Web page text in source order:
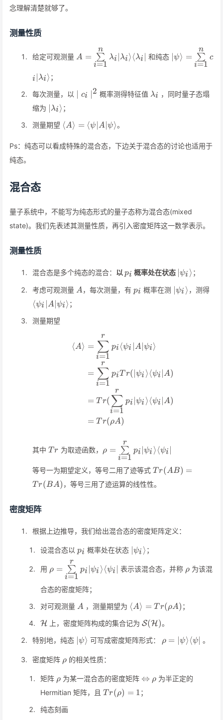
念理解清楚就够了。
测量性质
给定可观测量 A=\sum\limits_{i=1}^n
A =
i=1
∑
n
λi λi⟩ ⟨λi 和纯态 ∣ψ⟩ =
i=1
∑
n
c
i ∣λi⟩ ；
每次测量，以 \mid
c_i\mid^2
∣ ci ∣2 概率测得特征值 \lambda_i
λi ，同时量子态塌
缩为 \vert\lambda_i\rangle
∣λi⟩ ；
测量期望 \langle
A\vert\psi\rangle
⟨A⟩ = ⟨ψ A ψ⟩。
Ps：纯态可以看成特殊的混合态，下边关于混合态的讨论也适用于
纯态。
混合态
量子系统中，不能写为纯态形式的量子态称为混合态(mixed
state)。我们先表述其测量性质，再引入密度矩阵这一数学表示。
测量性质
混合态是多个纯态的混合： 以 p_i
pi 概率处在状态 ψi ⟩ ；
考虑可观测量 A
A，每次测量，有 p_i
pi 概率在测 ∣ψi ⟩ ，测得
⟨ψi ∣A∣ψi⟩ ；
测量期望
\begin{align*} \langle
⟨A⟩ =
i=1
∑
r
pi ⟨ψi ∣A∣ψi⟩
=
i=1
∑
r
piTr( ∣ψi ⟩ ⟨ψi ∣A)
= Tr(
i=1
∑
r
pi ∣ψi ⟩ ⟨ψi ∣A)
= Tr(ρA)
其中 Tr
T r 为取迹函数，
\psi_i\vert
ρ =
i=1
∑
r
pi ∣ψi ⟩ ⟨ψi
等号一为期望定义，等号二用了迹等式 Tr(AB)=Tr(BA)
T r(AB) =
T r(BA) ，等号三用了迹运算的线性性。
密度矩阵
根据上边推导，我们给出混合态的密度矩阵定义：
设混合态以 p_i
pi 概率处在状态 \vert\psi_i\rangle
ψi ⟩ ；
用
\psi_i\vert
ρ =
i=1
∑
r
pi ∣ψi ⟩ ⟨ψi 表示该混合态，并称 \rho
ρ 为该混
合态的密度矩阵；
对可观测量 A
A ，测量期望为 \langle
A\rangle=Tr(\rho
A)
⟨A⟩ = Tr(ρA) ；
\mathcal{H}
H 上，密度矩阵构成的集合记为\mathcal{S}
(\mathcal{H})
S(H)。
特别地，纯态 \vert\psi\rangle
ψ⟩ 可写成密度矩阵形式： ρ = ψ⟩ ⟨ψ 。
密度矩阵 \rho
ρ 的相关性质：
矩阵 \rho
ρ 为某一混合态的密度矩阵 \Leftrightarrow
⇔ \rho
ρ 为半正定的
Hermitian 矩阵，且 Tr(\rho)=1
Tr(ρ) = 1；
纯态刻画